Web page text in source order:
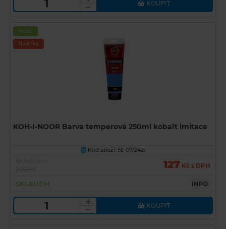
KOUPIT
Akční
Novinka
KOH-I-NOOR Barva temperová 250ml kobalt imitace
U Kód zboží: 55-07/2421
127 Kč s DPH
SKLADEM INFO
KOUPIT